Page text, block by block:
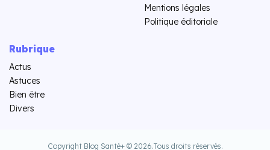
Mentions légales
Politique éditoriale
Rubrique
Actus
Astuces
Bien être
Divers
Copyright Blog Santé+ © 2026.Tous droits réservés.